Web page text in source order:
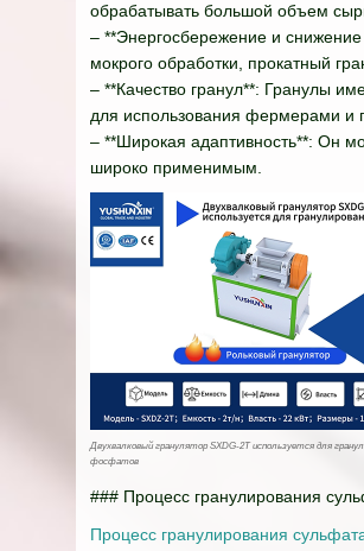
обрабатывать большой объем
– **Энергосбережение и
мокрого обработки, прокатный
– **Качество гранул**: Гранулы
для использования фермерами и
– **Широкая адаптивность**: Он
широко применимым.
Двухвалковый гранулятор SXDG-2T используется для
фосфатов
### Процесс гранулирования
Процесс гранулирования